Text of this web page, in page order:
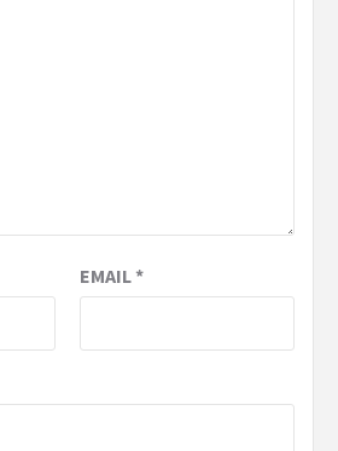
EMAIL*